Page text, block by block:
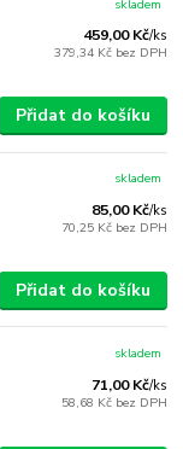
459,00 Kč/ks
379,34 Kč bez DPH
skladem
Přidat do košíku
85,00 Kč/ks
70,25 Kč bez DPH
skladem
Přidat do košíku
71,00 Kč/ks
58,68 Kč bez DPH
skladem